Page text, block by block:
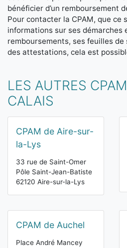
bénéficier d’un remboursement
Pour contacter la CPAM, que ce
informations sur ses démarches
remboursements, ses feuilles
des attestations, cela est
LES AUTRES
CALAIS
CPAM de Aire-sur-
la-Lys
33 rue de Saint-Omer
Pôle Saint-Jean-Batiste
62120 Aire-sur-la-Lys
CPAM de Auchel
Place André Mancey